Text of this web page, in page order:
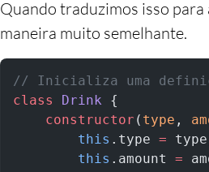
Quando traduzimos isso para
maneira muito semelhante.
// Inicializa uma
class
Drink {
    constructor
( type ,
        this
.type =
        this
.amount =